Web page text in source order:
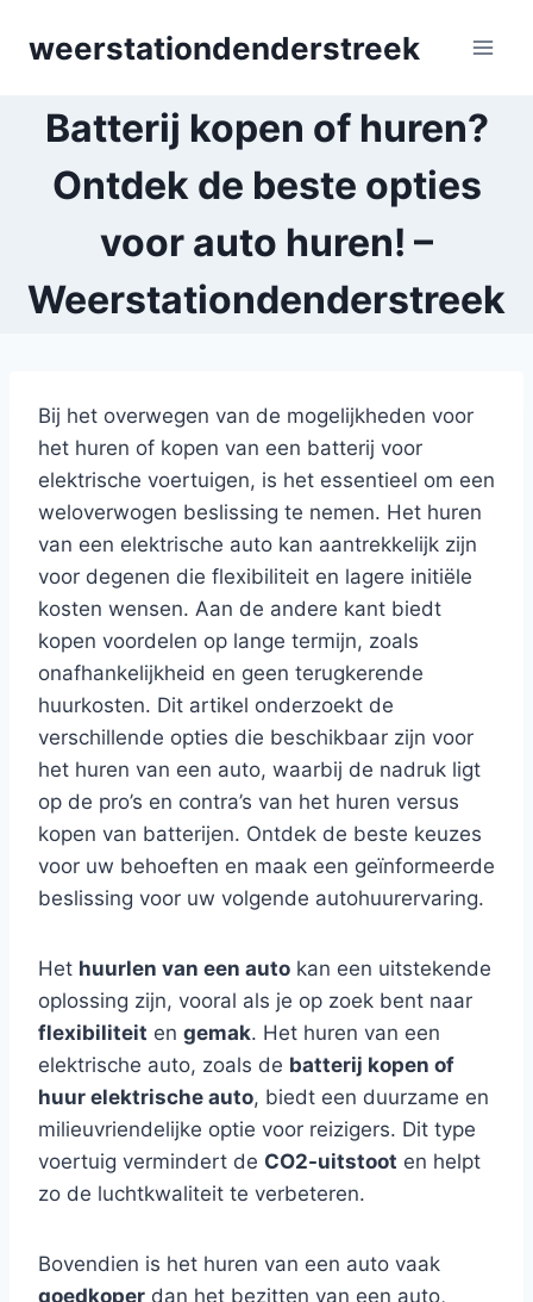
weerstationdenderstreek
Batterij kopen of huren?
Ontdek de beste opties
voor auto huren! –
Weerstationdenderstreek
Bij het overwegen van de mogelijkheden voor
het huren of kopen van een batterij voor
elektrische voertuigen, is het essentieel om een
weloverwogen beslissing te nemen. Het huren
van een elektrische auto kan aantrekkelijk zijn
voor degenen die flexibiliteit en lagere initiële
kosten wensen. Aan de andere kant biedt
kopen voordelen op lange termijn, zoals
onafhankelijkheid en geen terugkerende
huurkosten. Dit artikel onderzoekt de
verschillende opties die beschikbaar zijn voor
het huren van een auto, waarbij de nadruk ligt
op de pro’s en contra’s van het huren versus
kopen van batterijen. Ontdek de beste keuzes
voor uw behoeften en maak een geïnformeerde
beslissing voor uw volgende autohuurervaring.
Het huurlen van een auto kan een uitstekende
oplossing zijn, vooral als je op zoek bent naar
flexibiliteit en gemak. Het huren van een
elektrische auto, zoals de batterij kopen of
huur elektrische auto, biedt een duurzame en
milieuvriendelijke optie voor reizigers. Dit type
voertuig vermindert de CO2-uitstoot en helpt
zo de luchtkwaliteit te verbeteren.
Bovendien is het huren van een auto vaak
goedkoper dan het bezitten van een auto,